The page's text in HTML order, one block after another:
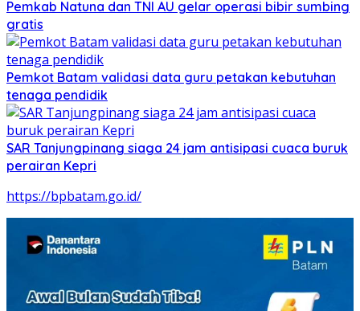
Pemkab Natuna dan TNI AU gelar operasi bibir sumbing
gratis
Pemkot Batam validasi data guru petakan kebutuhan
tenaga pendidik
SAR Tanjungpinang siaga 24 jam antisipasi cuaca buruk
perairan Kepri
https://bpbatam.go.id/